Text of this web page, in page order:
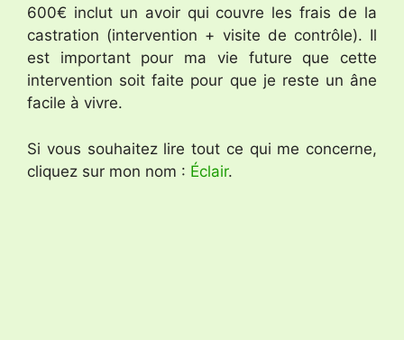
600€ inclut un avoir qui couvre les frais de la
castration (intervention + visite de contrôle). Il
est important pour ma vie future que cette
intervention soit faite pour que je reste un âne
facile à vivre.
Si vous souhaitez lire tout ce qui me concerne,
cliquez sur mon nom : Éclair.